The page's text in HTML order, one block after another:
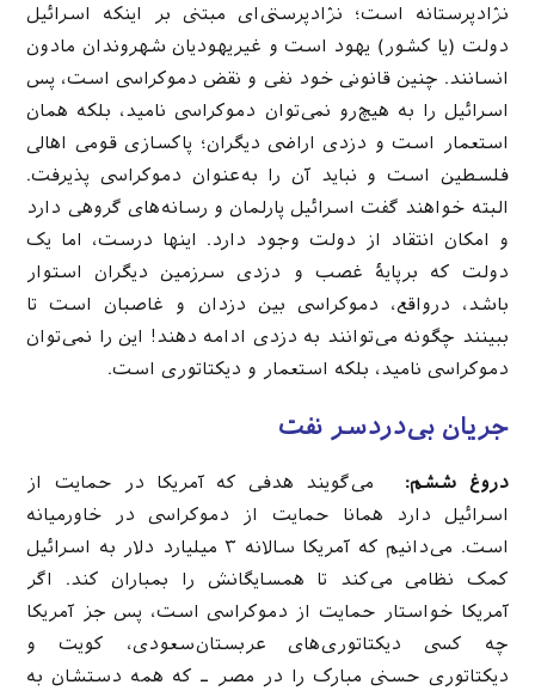
نژادپرستانه است؛ نژادپرستی‌ای مبتنی بر اینکه اسرائیل
دولت (یا کشور) یهود است و غیریهودیان شهروندان مادون
انسانند. چنین قانونی خود نفی و نقض دموکراسی است، پس
اسرائیل را به هیچ‌رو نمی‌توان دموکراسی نامید، بلکه همان
استعمار است و دزدی اراضی دیگران؛ پاکسازی قومی اهالی
فلسطین است و نباید آن را به‌عنوان دموکراسی پذیرفت.
البته خواهند گفت اسرائیل پارلمان و رسانه‌های گروهی دارد
و امکان انتقاد از دولت وجود دارد. اینها درست، اما یک
دولت که برپایهٔ غصب و دزدی سرزمین دیگران استوار
باشد، درواقع، دموکراسی بین دزدان و غاصبان است تا
ببینند چگونه می‌توانند به دزدی ادامه دهند! این را نمی‌توان
دموکراسی نامید، بلكه استعمار و دیکتاتوری است.
جریان بی‌دردسر نفت
دروغ ششم: می‌گویند هدفی که آمریکا در حمایت از
اسرائیل دارد همانا حمایت از دموکراسی در خاورمیانه
است. می‌دانیم که آمریکا سالانه ۳ میلیارد دلار به اسرائیل
کمک نظامی می‌‌كند تا همسایگانش را بمباران کند. اگر
آمریکا خواستار حمایت از دموکراسی است، پس جز آمریکا
چه كسی دیکتاتوری‌های عربستان‌سعودی، کویت و
دیکتاتوری حسنی مبارک را در مصر ـ که همه دستشان به